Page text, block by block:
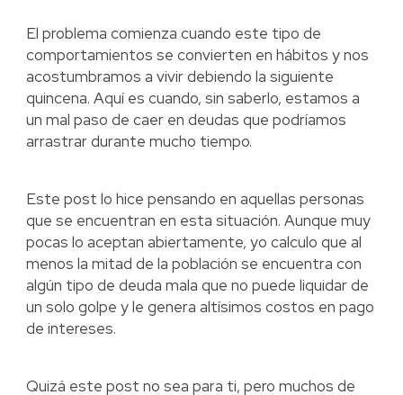
El problema comienza cuando este tipo de
comportamientos se convierten en hábitos y nos
acostumbramos a vivir debiendo la siguiente
quincena. Aquí es cuando, sin saberlo, estamos a
un mal paso de caer en deudas que podríamos
arrastrar durante mucho tiempo.
Este post lo hice pensando en aquellas personas
que se encuentran en esta situación. Aunque muy
pocas lo aceptan abiertamente, yo calculo que al
menos la mitad de la población se encuentra con
algún tipo de deuda mala que no puede liquidar de
un solo golpe y le genera altísimos costos en pago
de intereses.
Quizá este post no sea para ti, pero muchos de